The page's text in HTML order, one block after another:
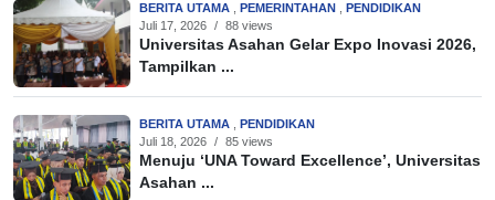
BERITA UTAMA PEMERINTAHAN
PENDIDIKAN
Juli 17, 2026 / 88 views
Universitas Asahan Gelar Expo Inovasi 2026,
Tampilkan ...
BERITA UTAMA
PENDIDIKAN
Juli 18, 2026 / 85 views
Menuju ‘UNA Toward Excellence’, Universitas
Asahan ...